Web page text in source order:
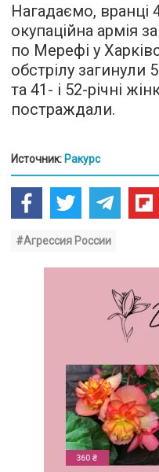
Нагадаємо, вранці
окупаційна армія
по Мерефі у
обстрілу загинули
та 41- і 52-річні
постраждали.
Источник: Ракурс
#Агрессия России